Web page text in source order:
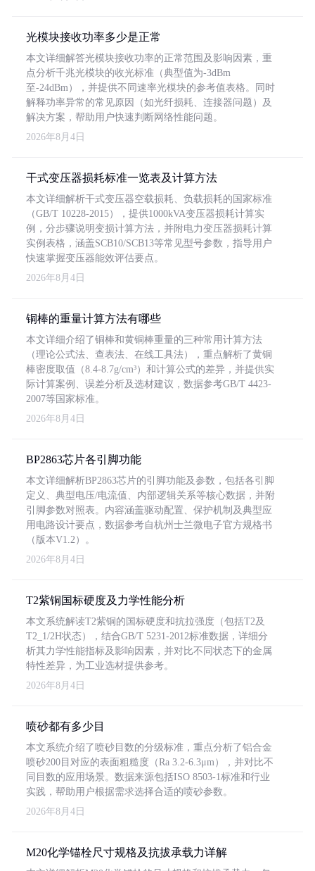
光模块接收功率多少是正常
本文详细解答光模块接收功率的正常范围及影响因素，重
点分析千兆光模块的收光标准（典型值为-3dBm
至-24dBm），并提供不同速率光模块的参考值表格。同时
解释功率异常的常见原因（如光纤损耗、连接器问题）及
解决方案，帮助用户快速判断网络性能问题。
2026年8月4日
干式变压器损耗标准一览表及计算方法
本文详细解析干式变压器空载损耗、负载损耗的国家标准
（GB/T 10228-2015），提供1000kVA变压器损耗计算实
例，分步骤说明变损计算方法，并附电力变压器损耗计算
实例表格，涵盖SCB10/SCB13等常见型号参数，指导用户
快速掌握变压器能效评估要点。
2026年8月4日
铜棒的重量计算方法有哪些
本文详细介绍了铜棒和黄铜棒重量的三种常用计算方法
（理论公式法、查表法、在线工具法），重点解析了黄铜
棒密度取值（8.4-8.7g/cm³）和计算公式的差异，并提供实
际计算案例、误差分析及选材建议，数据参考GB/T 4423-
2007等国家标准。
2026年8月4日
BP2863芯片各引脚功能
本文详细解析BP2863芯片的引脚功能及参数，包括各引脚
定义、典型电压/电流值、内部逻辑关系等核心数据，并附
引脚参数对照表。内容涵盖驱动配置、保护机制及典型应
用电路设计要点，数据参考自杭州士兰微电子官方规格书
（版本V1.2）。
2026年8月4日
T2紫铜国标硬度及力学性能分析
本文系统解读T2紫铜的国标硬度和抗拉强度（包括T2及
T2_1/2H状态），结合GB/T 5231-2012标准数据，详细分
析其力学性能指标及影响因素，并对比不同状态下的金属
特性差异，为工业选材提供参考。
2026年8月4日
喷砂都有多少目
本文系统介绍了喷砂目数的分级标准，重点分析了铝合金
喷砂200目对应的表面粗糙度（Ra 3.2-6.3μm），并对比不
同目数的应用场景。数据来源包括ISO 8503-1标准和行业
实践，帮助用户根据需求选择合适的喷砂参数。
2026年8月4日
M20化学锚栓尺寸规格及抗拔承载力详解